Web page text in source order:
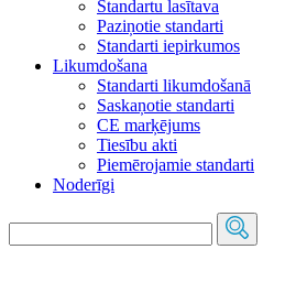
Standartu lasītava
Paziņotie standarti
Standarti iepirkumos
Likumdošana
Standarti likumdošanā
Saskaņotie standarti
CE marķējums
Tiesību akti
Piemērojamie standarti
Noderīgi